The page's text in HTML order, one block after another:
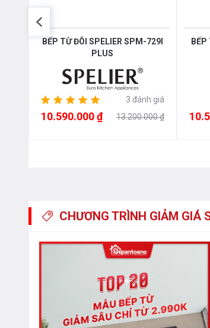
nấu, sau đó ta tiếp tục đun nấu trở lại
CZ 656HNT có khả năng ủ ấm ở nhiệt
nhiệt độ ổn định giúp chúng ta duy trì
đun lại nhiều lần làm giảm chất dinh
BẾP TỪ ĐÔI SPELIER SPM-729I
PLUS
3 đánh giá
10.590.000 ₫ 13.200.000 ₫
BẾP
CHƯƠNG TRÌNH GIẢM GIÁ